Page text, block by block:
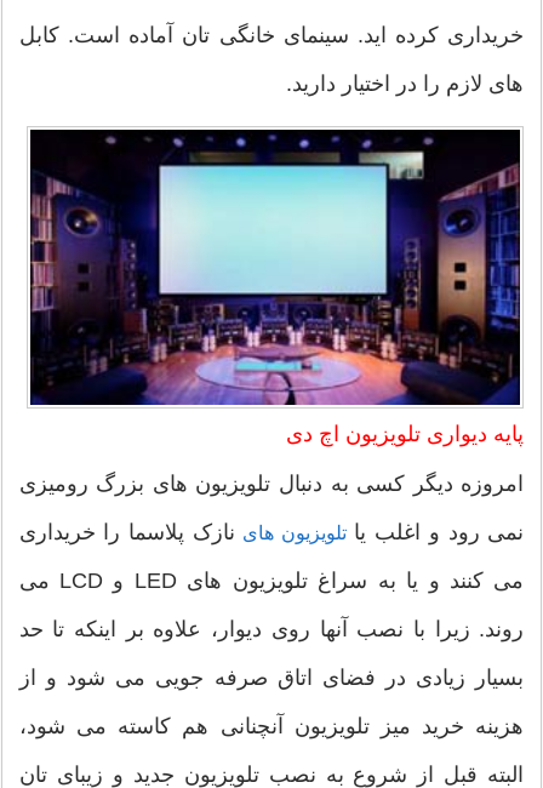
خریداری کرده اید. سینمای خانگی تان آماده است. کابل
های لازم را در اختیار دارید.
پایه دیواری تلویزیون اچ دی
امروزه دیگر کسی به دنبال تلویزیون های بزرگ رومیزی
نمی رود و اغلب یاتلویزیون های نازک پلاسما را خریداری
می کنند و یا به سراغ تلویزیون های LED و LCD می
روند. زیرا با نصب آنها روی دیوار، علاوه بر اینکه تا حد
بسیار زیادی در فضای اتاق صرفه جویی می شود و از
هزینه خرید میز تلویزیون آنچنانی هم کاسته می شود،
البته قبل از شروع به نصب تلویزیون جدید و زیبای تان